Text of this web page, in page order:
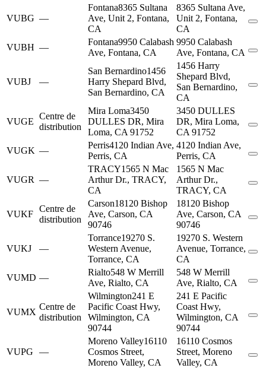
VUBG —
Fontana8365 Sultana
Ave, Unit 2, Fontana,
CA
8365 Sultana Ave,
Unit 2, Fontana,
CA
VUBH —
Fontana9950 Calabash
Ave, Fontana, CA
9950 Calabash
Ave, Fontana, CA
VUBJ —
San Bernardino1456
Harry Shepard Blvd,
San Bernardino, CA
1456 Harry
Shepard Blvd,
San Bernardino,
CA
VUGE
Centre de
distribution
Mira Loma3450
DULLES DR, Mira
Loma, CA 91752
3450 DULLES
DR, Mira Loma,
CA 91752
VUGK —
Perris4120 Indian Ave,
Perris, CA
4120 Indian Ave,
Perris, CA
VUGR —
TRACY1565 N Mac
Arthur Dr., TRACY,
CA
1565 N Mac
Arthur Dr.,
TRACY, CA
VUKF
Centre de
distribution
Carson18120 Bishop
Ave, Carson, CA
90746
18120 Bishop
Ave, Carson, CA
90746
VUKJ —
Torrance19270 S.
Western Avenue,
Torrance, CA
19270 S. Western
Avenue, Torrance,
CA
VUMD —
Rialto548 W Merrill
Ave, Rialto, CA
548 W Merrill
Ave, Rialto, CA
VUMX
Centre de
distribution
Wilmington241 E
Pacific Coast Hwy,
Wilmington, CA
90744
241 E Pacific
Coast Hwy,
Wilmington, CA
90744
VUPG —
Moreno Valley16110
Cosmos Street,
Moreno Valley, CA
16110 Cosmos
Street, Moreno
Valley, CA